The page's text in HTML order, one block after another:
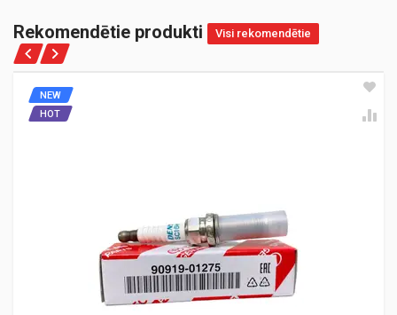
Rekomendētie produkti Visi rekomendētie
NEW
HOT